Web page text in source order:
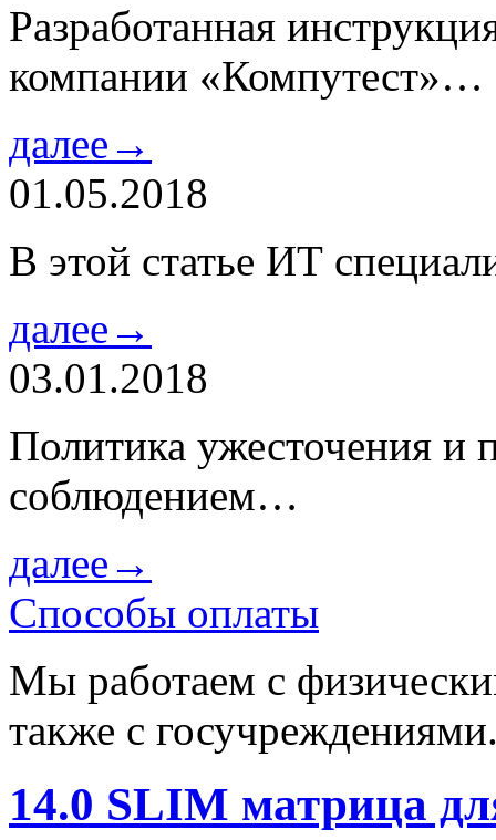
Разработанная
компании «Компутест»…
далее→
01.05.2018
В этой статье ИТ
далее→
03.01.2018
Политика ужесточения и
соблюдением…
далее→
Способы оплаты
Мы работаем с
также с
14.0 SLIM матрица